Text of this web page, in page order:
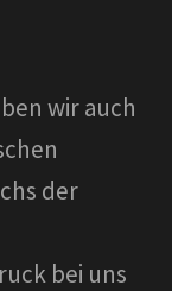
wir auch
der
bei uns